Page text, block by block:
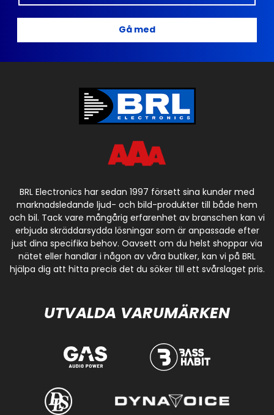
Gå med
BRL Electronics har sedan 1997 försett sina kunder med
marknadsledande ljud- och bild-produkter till både hem
och bil. Tack vare mångårig erfarenhet av branschen kan vi
erbjuda skräddarsydda lösningar som är anpassade efter
just dina specifika behov. Oavsett om du helst shoppar via
nätet eller handlar i någon av våra butiker, kan vi på BRL
hjälpa dig att hitta precis det du söker till ett svårslaget pris.
UTVALDA VARUMÄRKEN